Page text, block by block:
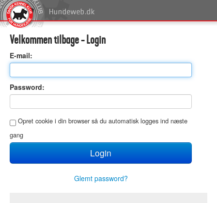
Velkommen tilbage - Login
E-mail:
Password:
Opret cookie i din browser så du automatisk logges ind næste
gang
Glemt password?